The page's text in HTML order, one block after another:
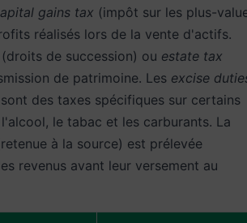
gains tax (impôt sur les plus-
réalisés lors de la vente d'actifs.
(droits de succession) ou estate tax
de patrimoine. Les excise
des taxes spécifiques sur certains
le tabac et les carburants. La
à la source) est prélevée
revenus avant leur versement au